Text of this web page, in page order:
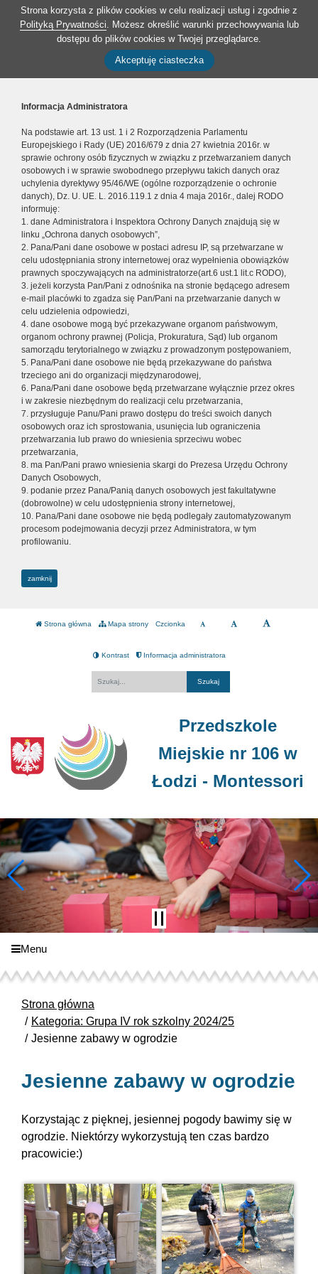
Strona korzysta z plików cookies w celu realizacji usług i zgodnie z
Polityką Prywatności. Możesz określić warunki przechowywania lub
dostępu do plików cookies w Twojej przeglądarce.
Akceptuję ciasteczka
Informacja Administratora
Na podstawie art. 13 ust. 1 i 2 Rozporządzenia Parlamentu
Europejskiego i Rady (UE) 2016/679 z dnia 27 kwietnia 2016r. w
sprawie ochrony osób fizycznych w związku z przetwarzaniem danych
osobowych i w sprawie swobodnego przepływu takich danych oraz
uchylenia dyrektywy 95/46/WE (ogólne rozporządzenie o ochronie
danych), Dz. U. UE. L. 2016.119.1 z dnia 4 maja 2016r., dalej RODO
informuję:
1. dane Administratora i Inspektora Ochrony Danych znajdują się w
linku „Ochrona danych osobowych”,
2. Pana/Pani dane osobowe w postaci adresu IP, są przetwarzane w
celu udostępniania strony internetowej oraz wypełnienia obowiązków
prawnych spoczywających na administratorze(art.6 ust.1 lit.c RODO),
3. jeżeli korzysta Pan/Pani z odnośnika na stronie będącego adresem
e-mail placówki to zgadza się Pan/Pani na przetwarzanie danych w
celu udzielenia odpowiedzi,
4. dane osobowe mogą być przekazywane organom państwowym,
organom ochrony prawnej (Policja, Prokuratura, Sąd) lub organom
samorządu terytorialnego w związku z prowadzonym postępowaniem,
5. Pana/Pani dane osobowe nie będą przekazywane do państwa
trzeciego ani do organizacji międzynarodowej,
6. Pana/Pani dane osobowe będą przetwarzane wyłącznie przez okres
i w zakresie niezbędnym do realizacji celu przetwarzania,
7. przysługuje Panu/Pani prawo dostępu do treści swoich danych
osobowych oraz ich sprostowania, usunięcia lub ograniczenia
przetwarzania lub prawo do wniesienia sprzeciwu wobec
przetwarzania,
8. ma Pan/Pani prawo wniesienia skargi do Prezesa Urzędu Ochrony
Danych Osobowych,
9. podanie przez Pana/Panią danych osobowych jest fakultatywne
(dobrowolne) w celu udostępnienia strony internetowej,
10. Pana/Pani dane osobowe nie będą podlegały zautomatyzowanym
procesom podejmowania decyzji przez Administratora, w tym
profilowaniu.
zamknij
Strona główna Mapa strony Czcionka
Kontrast Informacja administratora
Przedszkole
Miejskie nr 106 w
Łodzi - Montessori
Menu
Strona główna
Kategoria: Grupa IV rok szkolny 2024/25
Jesienne zabawy w ogrodzie
Jesienne zabawy w ogrodzie
Korzystając z pięknej, jesiennej pogody bawimy się w
ogrodzie. Niektórzy wykorzystują ten czas bardzo
pracowicie:)